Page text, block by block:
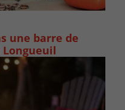
une barre de